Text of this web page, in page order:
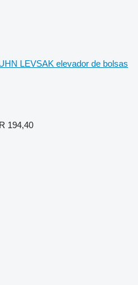
LEVSAK elevador de bolsas
194,40